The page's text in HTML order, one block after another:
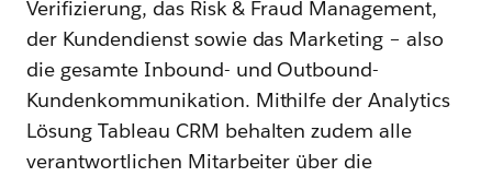
Verifizierung, das Risk & Fraud Management,
der Kundendienst sowie das Marketing – also
die gesamte Inbound- und Outbound-
Kundenkommunikation. Mithilfe der Analytics
Lösung Tableau CRM behalten zudem alle
verantwortlichen Mitarbeiter über die